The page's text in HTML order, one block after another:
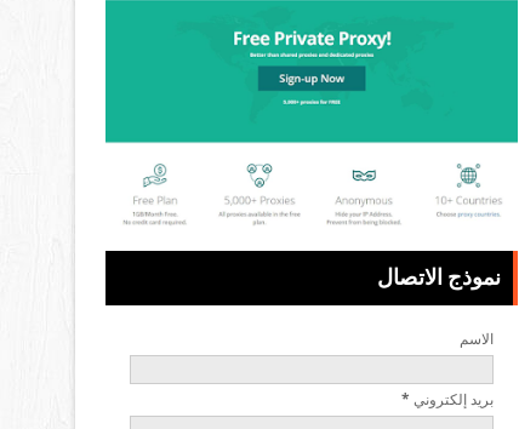
نموذج الاتصال
الاسم
بريد إلكتروني *